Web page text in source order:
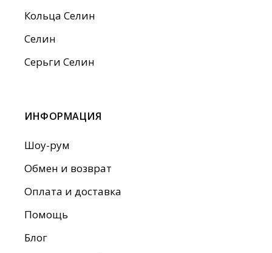
Кольца Селин
Селин
Серьги Селин
ИНФОРМАЦИЯ
Шоу-рум
Обмен и возврат
Оплата и доставка
Помощь
Блог